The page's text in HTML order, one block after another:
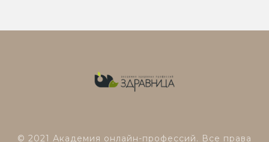
© 2021 Академия онлайн-профессий. Все права